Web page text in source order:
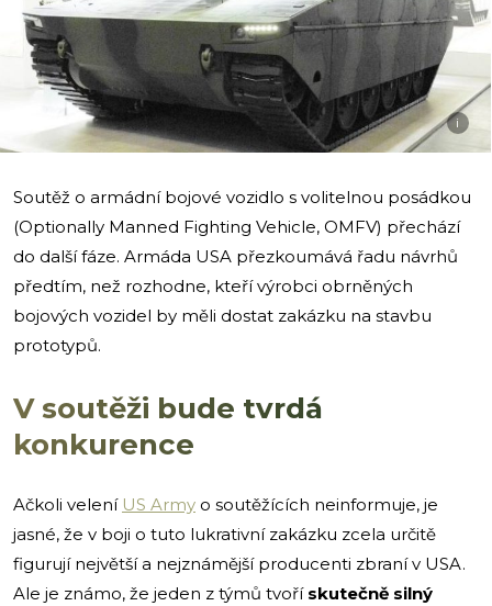
i
Soutěž o armádní bojové vozidlo s volitelnou posádkou
(Optionally Manned Fighting Vehicle, OMFV) přechází
do další fáze. Armáda USA přezkoumává řadu návrhů
předtím, než rozhodne, kteří výrobci obrněných
bojových vozidel by měli dostat zakázku na stavbu
prototypů.
V soutěži bude tvrdá
konkurence
Ačkoli velení US Army o soutěžících neinformuje, je
jasné, že v boji o tuto lukrativní zakázku zcela určitě
figurují největší a nejznámější producenti zbraní v USA.
Ale je známo, že jeden z týmů tvoří skutečně silný